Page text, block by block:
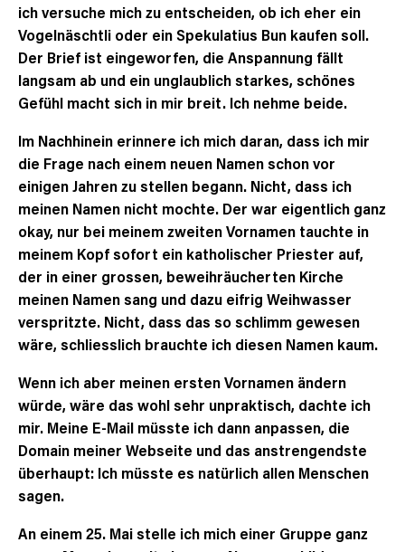
ich versuche mich zu entscheiden, ob ich eher ein
Vogelnäschtli oder ein Spekulatius Bun kaufen soll.
Der Brief ist eingeworfen, die Anspannung fällt
langsam ab und ein unglaublich starkes, schönes
Gefühl macht sich in mir breit. Ich nehme beide.
Im Nachhinein erinnere ich mich daran, dass ich mir
die Frage nach einem neuen Namen schon vor
einigen Jahren zu stellen begann. Nicht, dass ich
meinen Namen nicht mochte. Der war eigentlich ganz
okay, nur bei meinem zweiten Vornamen tauchte in
meinem Kopf sofort ein katholischer Priester auf,
der in einer grossen, beweihräucherten Kirche
meinen Namen sang und dazu eifrig Weihwasser
verspritzte. Nicht, dass das so schlimm gewesen
wäre, schliesslich brauchte ich diesen Namen kaum.
Wenn ich aber meinen ersten Vornamen ändern
würde, wäre das wohl sehr unpraktisch, dachte ich
mir. Meine E-Mail müsste ich dann anpassen, die
Domain meiner Webseite und das anstrengendste
überhaupt: Ich müsste es natürlich allen Menschen
sagen.
An einem 25. Mai stelle ich mich einer Gruppe ganz